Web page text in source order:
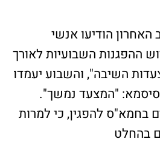
האחרון הודיעו אנשי
ההפגנות השבועיות לאורך
השיבה", והשבוע יעמדו
"המצעד נמשך".
בחמא"ס להפגין, כי למרות
בהחלט